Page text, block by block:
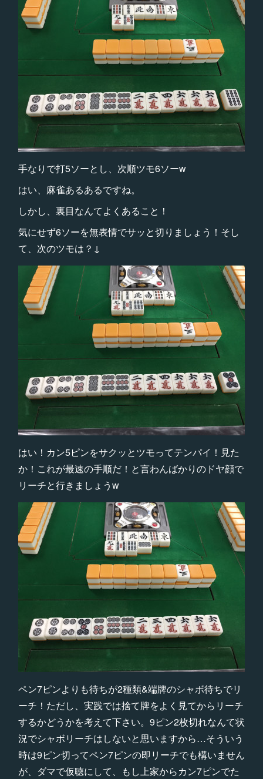
手なりで打5ソーとし、次順ツモ6ソーw
はい、麻雀あるあるですね。
しかし、裏目なんてよくあること！
気にせず6ソーを無表情でサッと切りましょう！そし
て、次のツモは？↓
はい！カン5ピンをサクッとツモってテンパイ！見た
か！これが最速の手順だ！と言わんばかりのドヤ顔で
リーチと行きましょうw
ペン7ピンよりも待ちが2種類&端牌のシャボ待ちでリ
ーチ！ただし、実践では捨て牌をよく見てからリーチ
するかどうかを考えて下さい。9ピン2枚切れなんて状
況でシャボリーチはしないと思いますから…そういう
時は9ピン切ってペン7ピンの即リーチでも構いません
が、ダマで仮聴にして、もし上家からカン7ピンでた